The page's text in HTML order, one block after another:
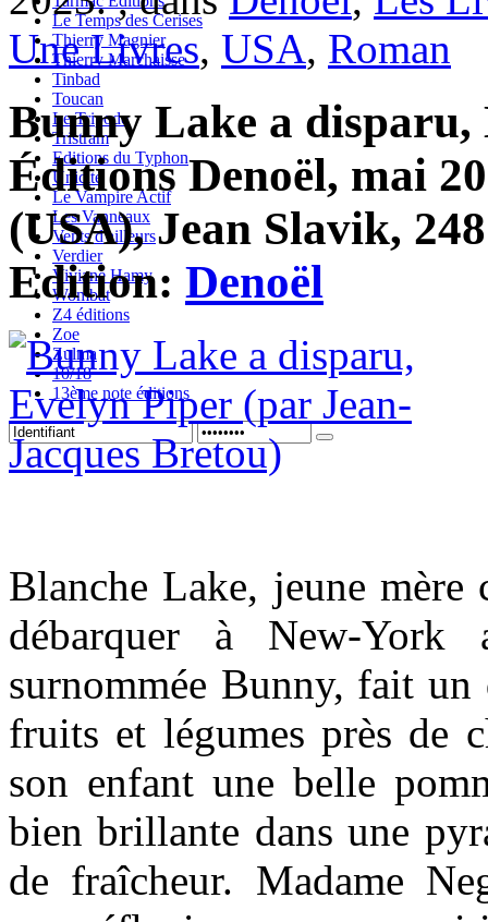
Le Temps des Cerises
Thierry Magnier
Thierry Marchaisse
Tinbad
Toucan
Le Tripode
Tristram
Editions du Typhon
Unicité
Le Vampire Actif
Les Vanneaux
Vents d'ailleurs
Verdier
Viviane Hamy
Wombat
Z4 éditions
Zoe
Zulma
10/18
13ème note éditions
Une Livres, USA, Roman
Bunny Lake a disparu,
Éditions Denoël, mai
(USA), Jean Slavik,
Edition: Denoël
Blanche Lake, jeune
débarquer à New-
surnommée Bunny, fait
fruits et légumes près de
son enfant une belle
bien brillante dans une
de fraîcheur. Madame